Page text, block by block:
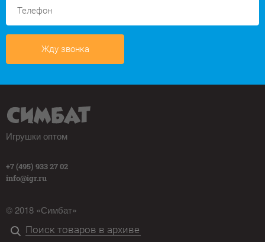
Жду звонка
Игрушки оптом
+7 (495) 933 27 02
info@igr.ru
© 2018 «Симбат»